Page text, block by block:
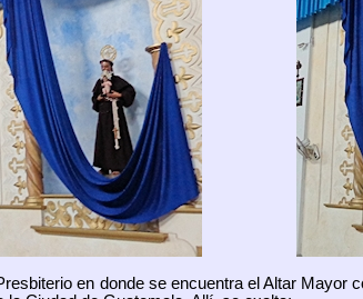
en donde se encuentra el Altar Mayor